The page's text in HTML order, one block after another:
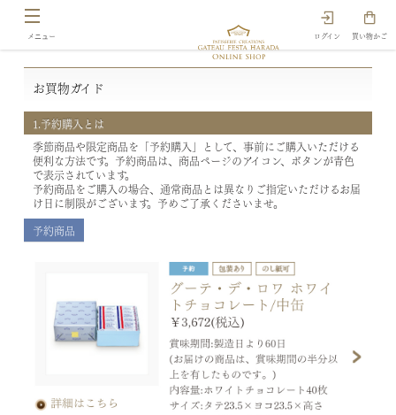
ログイン 買い物かご
お買物ガイド
1.予約購入とは
季節商品や限定商品を「予約購入」として、事前にご購入いただける
便利な方法です。予約商品は、商品ページのアイコン、ボタンが青色
で表示されています。
予約商品をご購入の場合、通常商品とは異なりご指定いただけるお届
け日に制限がございます。予めご了承くださいませ。
予約商品